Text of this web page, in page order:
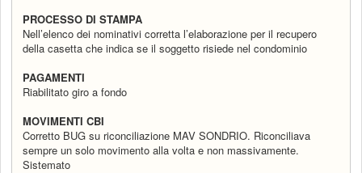
PROCESSO DI STAMPA
Nell’elenco dei nominativi corretta l’elaborazione per il recupero
della casetta che indica se il soggetto risiede nel condominio
PAGAMENTI
Riabilitato giro a fondo
MOVIMENTI CBI
Corretto BUG su riconciliazione MAV SONDRIO. Riconciliava
sempre un solo movimento alla volta e non massivamente.
Sistemato